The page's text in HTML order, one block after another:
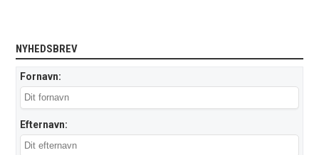
NYHEDSBREV
Fornavn:
Efternavn: